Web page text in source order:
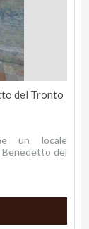
del Tronto
un locale
Benedetto del